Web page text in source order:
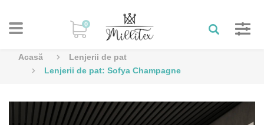
0
Acasă
Lenjerii de pat
Lenjerii de pat: Sofya Champagne